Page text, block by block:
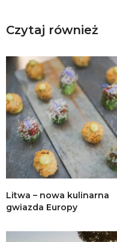
Czytaj również
Litwa – nowa kulinarna
gwiazda Europy